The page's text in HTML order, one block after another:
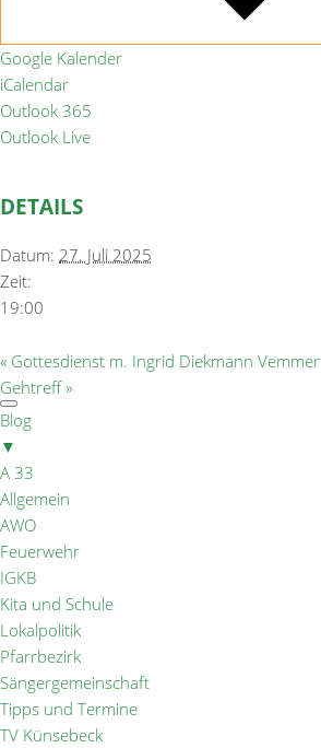
Google Kalender
iCalendar
Outlook 365
Outlook Live
DETAILS
Datum: 27. Juli 2025
Zeit:
19:00
« Gottesdienst m. Ingrid Diekmann Vemmer
Gehtreff»
Blog
▼
A 33
Allgemein
AWO
Feuerwehr
IGKB
Kita und Schule
Lokalpolitik
Pfarrbezirk
Sängergemeinschaft
Tipps und Termine
TV Künsebeck